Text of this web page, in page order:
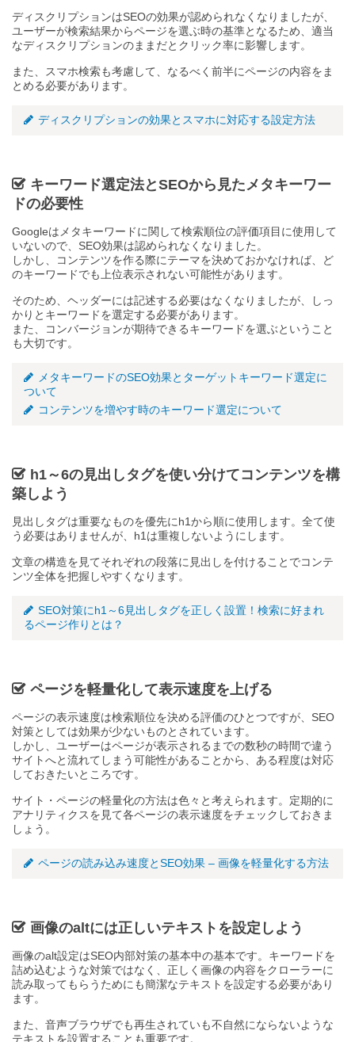
ディスクリプションはSEOの効果が認められなくなりましたが、
ユーザーが検索結果からページを選ぶ時の基準となるため、適当
なディスクリプションのままだとクリック率に影響します。
また、スマホ検索も考慮して、なるべく前半にページの内容をま
とめる必要があります。
ディスクリプションの効果とスマホに対応する設定方法
キーワード選定法とSEOから見たメタキーワー
ドの必要性
Googleはメタキーワードに関して検索順位の評価項目に使用して
いないので、SEO効果は認められなくなりました。
しかし、コンテンツを作る際にテーマを決めておかなければ、ど
のキーワードでも上位表示されない可能性があります。
そのため、ヘッダーには記述する必要はなくなりましたが、しっ
かりとキーワードを選定する必要があります。
また、コンバージョンが期待できるキーワードを選ぶということ
も大切です。
メタキーワードのSEO効果とターゲットキーワード選定に
ついて
コンテンツを増やす時のキーワード選定について
h1～6の見出しタグを使い分けてコンテンツを構
築しよう
見出しタグは重要なものを優先にh1から順に使用します。全て使
う必要はありませんが、h1は重複しないようにします。
文章の構造を見てそれぞれの段落に見出しを付けることでコンテ
ンツ全体を把握しやすくなります。
SEO対策にh1～6見出しタグを正しく設置！検索に好まれ
るページ作りとは？
ページを軽量化して表示速度を上げる
ページの表示速度は検索順位を決める評価のひとつですが、SEO
対策としては効果が少ないものとされています。
しかし、ユーザーはページが表示されるまでの数秒の時間で違う
サイトへと流れてしまう可能性があることから、ある程度は対応
しておきたいところです。
サイト・ページの軽量化の方法は色々と考えられます。定期的に
アナリティクスを見て各ページの表示速度をチェックしておきま
しょう。
ページの読み込み速度とSEO効果 – 画像を軽量化する方法
画像のaltには正しいテキストを設定しよう
画像のalt設定はSEO内部対策の基本中の基本です。キーワードを
詰め込むような対策ではなく、正しく画像の内容をクローラーに
読み取ってもらうためにも簡潔なテキストを設定する必要があり
ます。
また、音声ブラウザでも再生されていも不自然にならないような
テキストを設置することも重要です。